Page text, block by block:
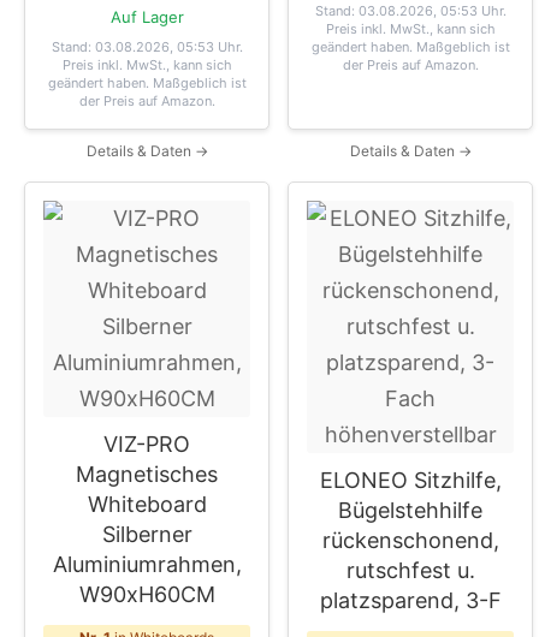
Auf Lager
Stand: 03.08.2026, 05:53 Uhr.
Preis inkl. MwSt., kann sich
geändert haben. Maßgeblich ist
der Preis auf Amazon.
Details & Daten →
Stand: 03.08.2026, 05:53 Uhr.
Preis inkl. MwSt., kann sich
geändert haben. Maßgeblich ist
der Preis auf Amazon.
Details & Daten →
VIZ-PRO
Magnetisches
Whiteboard
Silberner
Aluminiumrahmen,
W90xH60CM
ELONEO Sitzhilfe,
Bügelstehhilfe
rückenschonend,
rutschfest u.
platzsparend, 3-F